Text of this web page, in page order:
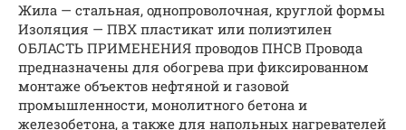
Жила — стальная, однопроволочная, круглой формы
Изоляция — ПВХ пластикат или полиэтилен
ОБЛАСТЬ ПРИМЕНЕНИЯ проводов ПНСВ Провода
предназначены для обогрева при фиксированном
монтаже объектов нефтяной и газовой
промышленности, монолитного бетона и
железобетона, а также для напольных нагревателей